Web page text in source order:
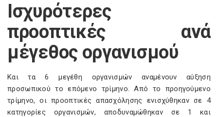
Ισχυρότερες
προοπτικές ανά
μέγεθος οργανισμού
Και τα 6 μεγέθη οργανισμών αναμένουν αύξηση
προσωπικού το επόμενο τρίμηνο. Από το προηγούμενο
τρίμηνο, οι προοπτικές απασχόλησης ενισχύθηκαν σε 4
κατηγορίες οργανισμών, αποδυναμώθηκαν σε 1 και